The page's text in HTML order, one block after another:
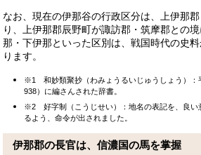
なお、現在の伊那谷の行政区分は、上伊那
り、上伊那郡辰野町が諏訪郡・筑摩郡との
那・下伊那といった区別は、戦国時代の史
ります。
※1 和妙類聚抄（わみょうるいじゅうしょう）
938）に編さんされた辞書。
※2 好字制（こうじせい）：地名の表記を、良い
るよう、命令が出されました。
伊那郡の長官は、信濃国の馬を掌握